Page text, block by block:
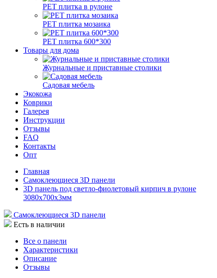
РЕТ плитка в рулоне
РЕТ плитка мозаика
РЕТ плитка 600*300
Товары для дома
Журнальные и приставные столики
Садовая мебель
Экокожа
Коврики
Галерея
Инструкции
Отзывы
FAQ
Контакты
Опт
Главная
Самоклеющиеся 3D панели
3D панель под светло-фиолетовый кирпич в рулоне
3080x700x3мм
Самоклеющиеся 3D панели
Есть в наличии
Все о панели
Характеристики
Описание
Отзывы